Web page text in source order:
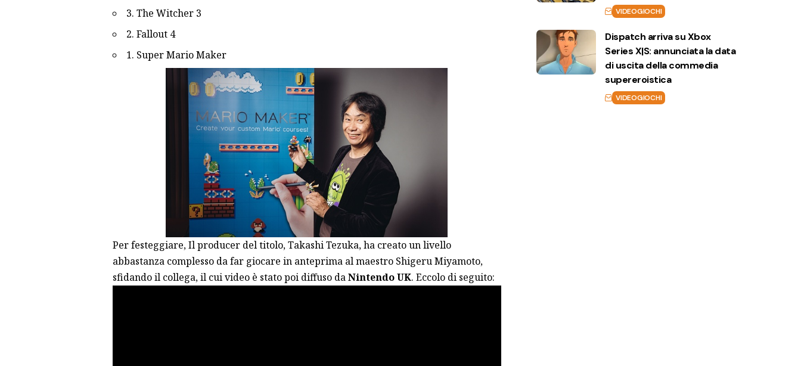
3. The Witcher 3
2. Fallout 4
1. Super Mario Maker
Per festeggiare, Il producer del titolo, Takashi Tezuka, ha creato un livello
abbastanza complesso da far giocare in anteprima al maestro Shigeru Miyamoto,
sfidando il collega, il cui video è stato poi diffuso daNintendo UK. Eccolo di seguito:
VIDEOGIOCHI
Dispatch arriva su Xbox
Series X|S: annunciata la data
di uscita della commedia
supereroistica
VIDEOGIOCHI